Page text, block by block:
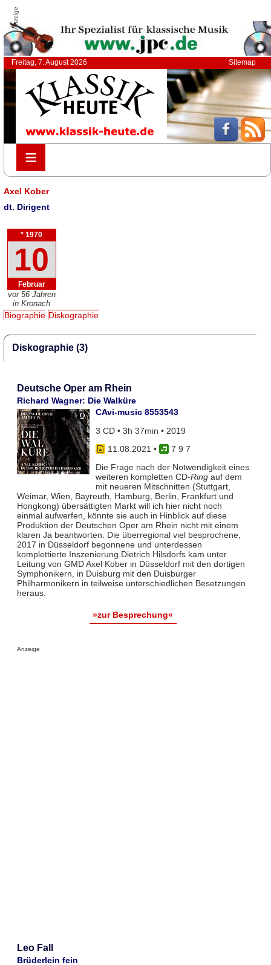
Anzeige
Freitag, 7. August 2026 Sitemap
≡
≡
Axel Kober
dt. Dirigent
* 1970
10
Februar
vor 56 Jahren
in Kronach
Biographie Diskographie
Diskographie (3)
Deutsche Oper am Rhein
Richard Wagner: Die Walküre
CAvi-music 8553543
3 CD • 3h 37min • 2019
11.08.2021 •
7 9 7
Die Frage nach der Notwendigkeit eines
weiteren kompletten CD-Ringauf dem
mit neueren Mitschnitten (Stuttgart,
Weimar, Wien, Bayreuth, Hamburg, Berlin, Frankfurt und
Hongkong) übersättigten Markt will ich hier nicht noch
einmal aufwerfen, könnte sie auch in Hinblick auf diese
Produktion der Deutschen Oper am Rhein nicht mit einem
klaren Ja beantworten. Die überregional viel besprochene,
2017 in Düsseldorf begonnene und unterdessen
komplettierte Inszenierung Dietrich Hilsdorfs kam unter
Leitung von GMD Axel Kober in Düsseldorf mit den dortigen
Symphonikern, in Duisburg mit den Duisburger
Philharmonikern in teilweise unterschiedlichen Besetzungen
heraus.
»zur Besprechung«
Anzeige
Leo Fall
Brüderlein fein